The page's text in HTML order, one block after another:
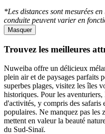
*Les distances sont mesurées
conduite peuvent varier en
Masquer
Trouvez les meilleures
Nuweiba offre un délicieux
plein air et de paysages parfaits
superbes plages, visitez les îles
historiques. Pour les
d'activités, y compris des safaris
populaires. Ne manquez pas les
mettent en valeur la beauté
du Sud-Sinaï.